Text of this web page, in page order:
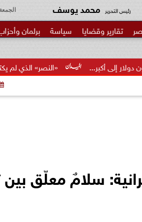
الجمعة رئيس التحرير محمد يوسف
تقارير وقضايا سياسة برلمان
«النصر» الذي لم يكتمل: ترامب
سلامٌ معلّق